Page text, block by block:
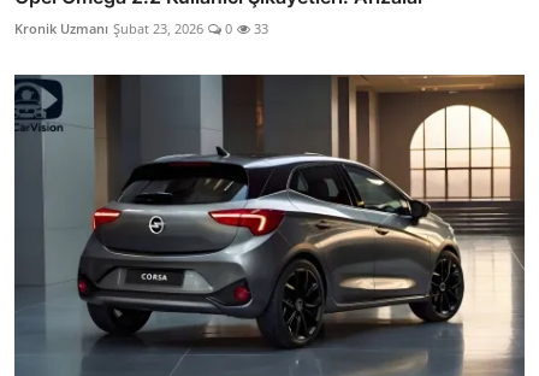
Kronik Uzmanı Şubat 23, 2026 0 33